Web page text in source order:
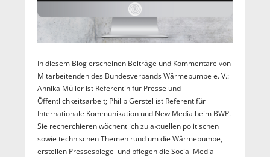
In diesem Blog erscheinen Beiträge und Kommentare von
Mitarbeitenden des Bundesverbands Wärmepumpe e. V.:
Annika Müller ist Referentin für Presse und
Öffentlichkeitsarbeit; Philip Gerstel ist Referent für
Internationale Kommunikation und New Media beim BWP.
Sie recherchieren wöchentlich zu aktuellen politischen
sowie technischen Themen rund um die Wärmepumpe,
erstellen Pressespiegel und pflegen die Social Media